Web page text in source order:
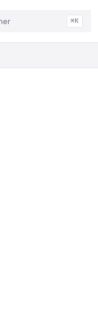
Streaming &
⌘K